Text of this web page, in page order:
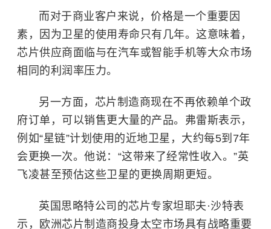
而对于商业客户来说，价格是一个重要因
素，因为卫星的使用寿命只有几年。这意味着，
芯片供应商面临与在汽车或智能手机等大众市场
相同的利润率压力。
另一方面，芯片制造商现在不再依赖单个政
府订单，可以销售更大量的产品。弗雷斯表示，
例如“星链”计划使用的近地卫星，大约每5到7年
会更换一次。他说：“这带来了经常性收入。”英
飞凌甚至预估这些卫星的更换周期更短。
英国思略特公司的芯片专家坦耶夫·沙特表
示，欧洲芯片制造商投身太空市场具有战略重要